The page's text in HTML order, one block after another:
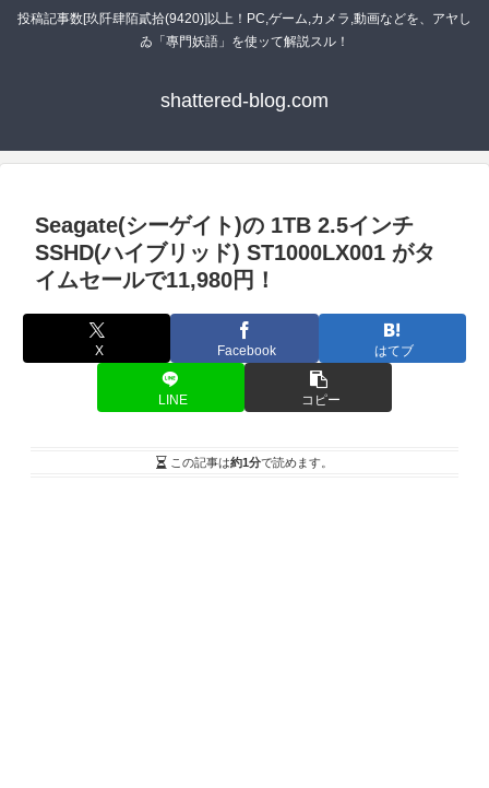
投稿記事数[玖阡肆陌貳拾(9420)]以上！PC,ゲーム,カメラ,動画などを、アヤし
ゐ「專門妖語」を使ッて解説スル！
shattered-blog.com
Seagate(シーゲイト)の 1TB 2.5インチ
SSHD(ハイブリッド) ST1000LX001 がタ
イムセールで11,980円！
X Facebook はてブ
LINE コピー
この記事は約1分で読めます。